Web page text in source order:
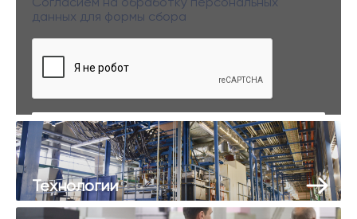
Заполняя данную форму вы даете свое согласие на обработку
персональных данных
данных для формы сбора
Технологии